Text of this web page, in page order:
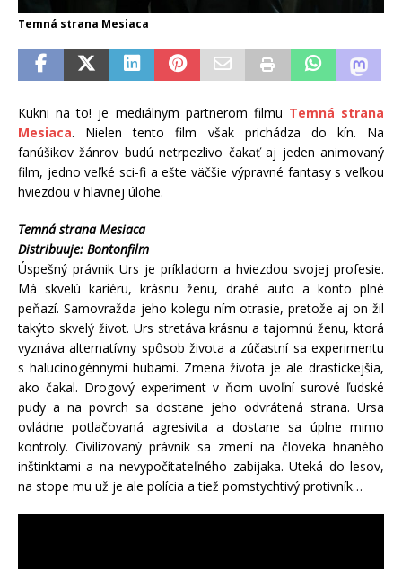
Temná strana Mesiaca
Kukni na to! je mediálnym partnerom filmu Temná strana
Mesiaca. Nielen tento film však prichádza do kín. Na
fanúšikov žánrov budú netrpezlivo čakať aj jeden animovaný
film, jedno veľké sci-fi a ešte väčšie výpravné fantasy s veľkou
hviezdou v hlavnej úlohe.
Temná strana Mesiaca
Distribuuje: Bontonfilm
Úspešný právnik Urs je príkladom a hviezdou svojej profesie.
Má skvelú kariéru, krásnu ženu, drahé auto a konto plné
peňazí. Samovražda jeho kolegu ním otrasie, pretože aj on žil
takýto skvelý život. Urs stretáva krásnu a tajomnú ženu, ktorá
vyznáva alternatívny spôsob života a zúčastní sa experimentu
s halucinogénnymi hubami. Zmena života je ale drastickejšia,
ako čakal. Drogový experiment v ňom uvoľní surové ľudské
pudy a na povrch sa dostane jeho odvrátená strana. Ursa
ovládne potlačovaná agresivita a dostane sa úplne mimo
kontroly. Civilizovaný právnik sa zmení na človeka hnaného
inštinktami a na nevypočítateľného zabijaka. Uteká do lesov,
na stope mu už je ale polícia a tiež pomstychtivý protivník…